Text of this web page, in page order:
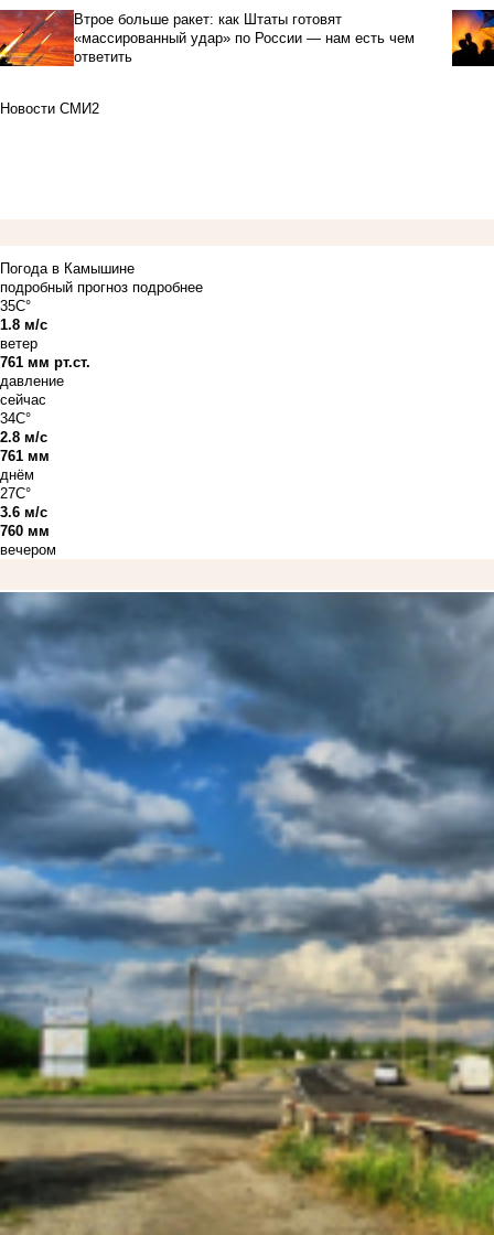
Втрое больше ракет: как Штаты готовят
«массированный удар» по России — нам есть чем
ответить
Новости СМИ2
Погода в Камышине
подробный прогноз подробнее
35C°
1.8 м/с
ветер
761 мм рт.ст.
давление
сейчас
34C°
2.8 м/с
761 мм
днём
27C°
3.6 м/с
760 мм
вечером